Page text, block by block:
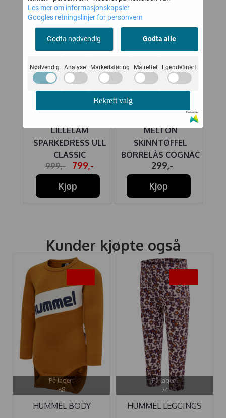
20%
LILLELAM
SPARKEDRESS ULL
CLASSIC
MELLOMBLÅ
999,-
799,-
Kjøp
MELTON
SKINNTØFFEL
BORRELÅS COGNAC
299,-
Kjøp
Kunder kjøpte også
På lager i
68
HUMMEL BODY
På lager i
74
HUMMEL LEGGINGS
Les mer om informasjonskapsler
Googles retningslinjer for personvern
Godta nødvendig Godta alle
Nødvendig Analyse Markedsføring Målrettet Egendefinert
Bekreft valg
Drevet av